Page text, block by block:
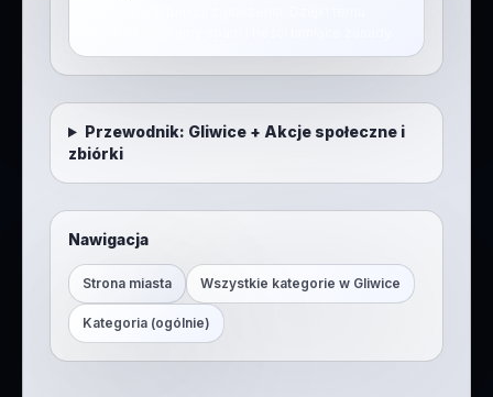
Przewodnik: Gliwice+ Akcje społeczne i
zbiórki
Nawigacja
Strona miasta Wszystkie kategorie w Gliwice
Kategoria (ogólnie)